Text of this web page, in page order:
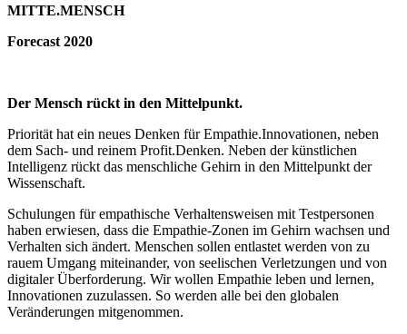
MITTE.MENSCH
Forecast 2020
Der Mensch rückt in den Mittelpunkt.
Priorität hat ein neues Denken für Empathie.Innovationen, neben
dem Sach- und reinem Profit.Denken. Neben der künstlichen
Intelligenz rückt das menschliche Gehirn in den Mittelpunkt der
Wissenschaft.
Schulungen für empathische Verhaltensweisen mit Testpersonen
haben erwiesen, dass die Empathie-Zonen im Gehirn wachsen und
Verhalten sich ändert. Menschen sollen entlastet werden von zu
rauem Umgang miteinander, von seelischen Verletzungen und von
digitaler Überforderung. Wir wollen Empathie leben und lernen,
Innovationen zuzulassen. So werden alle bei den globalen
Veränderungen mitgenommen.